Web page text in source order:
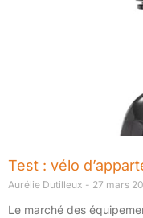
Test : vélo
Aurélie Dutilleux 27 mars
Le marché des